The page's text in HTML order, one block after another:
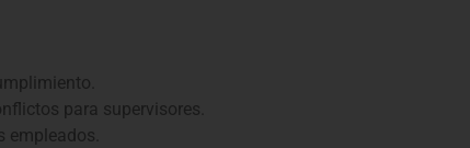
para supervisores.